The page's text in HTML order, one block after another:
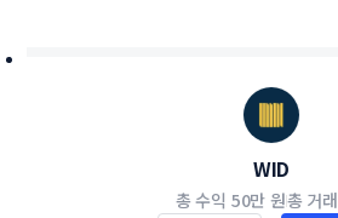
WID
총 수익 50만 원총 거래